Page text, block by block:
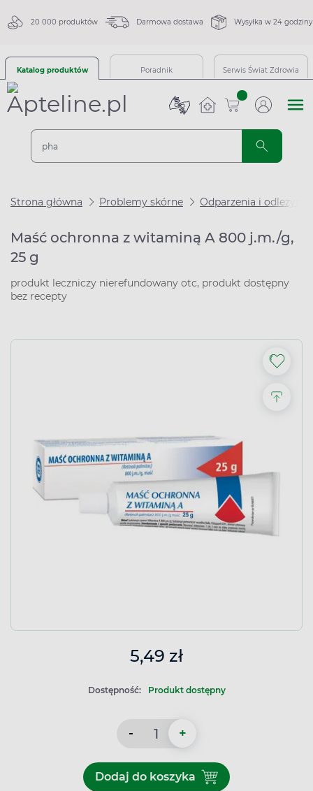
20 000 produktów Darmowa dostawa Wysyłka w 24 godziny
Katalog produktów Poradnik Serwis Świat Zdrowia
sztuk
Strona główna Problemy skórne Odparzenia i odleżyny
Maść ochronna z witaminą A 800 j.m./g,
25 g
produkt leczniczy nierefundowany otc, produkt dostępny
bez recepty
5,49 zł
Dostępność: Produkt dostępny
- +
Dodaj do koszykaDodaj do koszyka Maść